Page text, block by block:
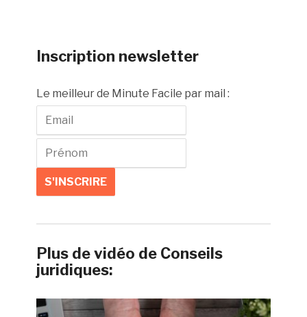
Inscription newsletter
Le meilleur de Minute Facile par mail :
Plus de vidéo de Conseils
juridiques: